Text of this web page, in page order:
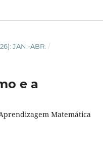
JAN.-ABR. /
e a
Matemática